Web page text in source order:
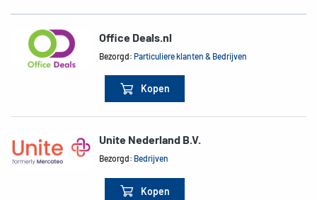
Office Deals.nl
Bezorgd:Particuliere klanten & Bedrijven
Kopen
Unite Nederland B.V.
Bezorgd: Bedrijven
Kopen